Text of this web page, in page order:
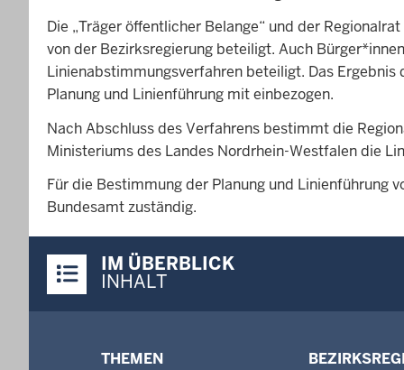
Die „Träger öffentlicher Belange“ und der
von der Bezirksregierung beteiligt. Auch
Linienabstimmungsverfahren beteiligt. Das
Planung und Linienführung mit einbezogen.
Nach Abschluss des Verfahrens bestimmt die
Ministeriums des Landes Nordrhein-Westfalen die
Für die Bestimmung der Planung und Linienführung
Bundesamt zuständig.
Inhalte
IM ÜBERBLICK
INHALT
THEMEN